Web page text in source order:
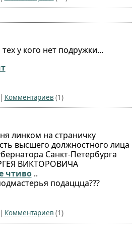
тех у кого нет подружки...
| Комментариев (1)
линком на страничку
высшего должностного лица
Санкт-Петербурга
ВИКТОРОВИЧА
чтиво..
подаццца???
| Комментариев (1)